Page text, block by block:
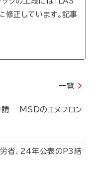
修正しています。記事
一覧
請 MSDのエヌフロン
省、24年公表のP3結